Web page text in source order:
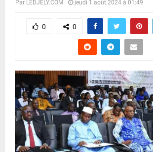
Par LEDJELY.COM jeudi 1 août 2024 à 01:49
0 0